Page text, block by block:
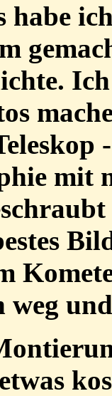
habe
mit